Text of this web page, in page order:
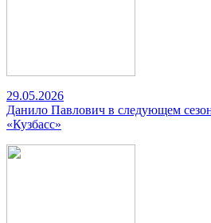
29.05.2026
Данило Павлович в следующем
«Кузбасс»